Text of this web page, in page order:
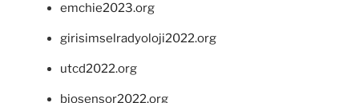
emchie2023.org
girisimselradyoloji2022.org
utcd2022.org
biosensor2022.org